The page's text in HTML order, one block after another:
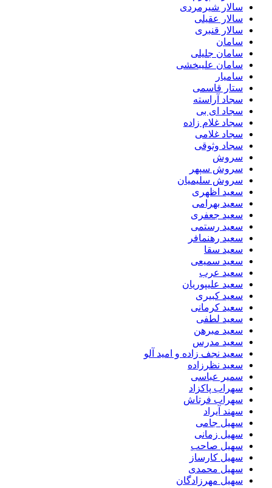
سالار شیرمردی
سالار عقیلی
سالار قنبری
سامان
سامان جلیلی
سامان علیبخشی
سامیار
ستار قاسمی
سجاد آراسته
سجاد ای بی
سجاد غلام زاده
سجاد غلامی
سجاد وثوقى
سروش
سروش سپهر
سروش سلیمیان
سعید اظهری
سعید بهرامی
سعید جعفری
سعید رستمی
سعید رهنمافر
سعید سقا
سعید سمیعی
سعید عرب
سعید علیپوریان
سعید کبیری
سعید کرمانی
سعید لطفی
سعید مبرهن
سعید مدرس
سعید نجف زاده و امید آلو
سعید نظرزاده
سمیر عباسی
سهراب پاکزاد
سهراب فرتاش
سهند آیراد
سهیل جامی
سهیل زمانی
سهیل صاحب
سهیل کارساز
سهیل محمدی
سهیل مهرزادگان